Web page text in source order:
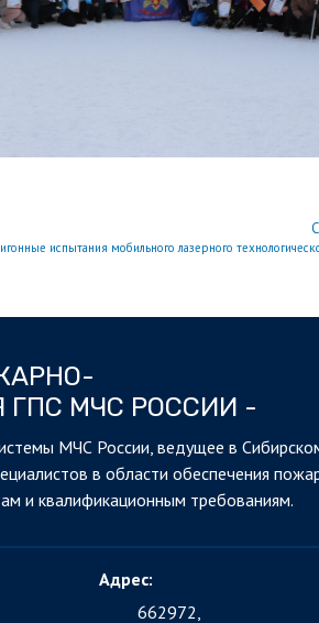
испытания мобильного лазерного
ГПС МЧС РОССИИ -
МЧС России, ведущее в
в области обеспечения
и квалификационным требованиям.
Адрес:
662972,